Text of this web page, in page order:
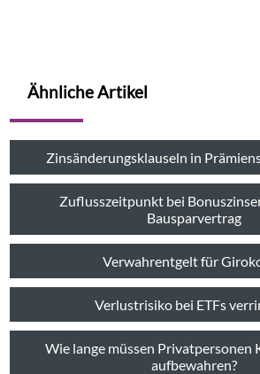
Ähnliche Artikel
Zinsänderungsklauseln in
Zuflusszeitpunkt bei
Bausparvertrag
Verwahrentgelt für
Verlustrisiko bei ETFs
Wie lange müssen Privatpersonen
aufbewahren?